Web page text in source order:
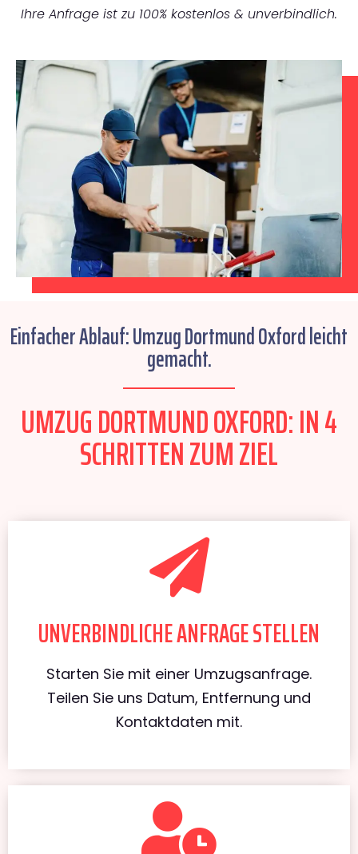
Ihre Anfrage ist zu 100% kostenlos & unverbindlich.
Einfacher Ablauf: Umzug Dortmund Oxford leicht
gemacht.
UMZUG DORTMUND OXFORD: IN 4
SCHRITTEN ZUM ZIEL
UNVERBINDLICHE ANFRAGE STELLEN
Starten Sie mit einer Umzugsanfrage.
Teilen Sie uns Datum, Entfernung und
Kontaktdaten mit.